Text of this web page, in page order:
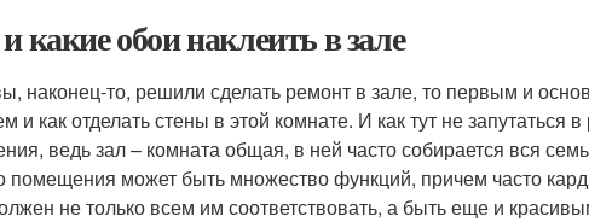
какие обои наклеить в зале
наконец-то, решили сделать ремонт в зале, то первым и
и как отделать стены в этой комнате. И как тут не запутаться
ведь зал – комната общая, в ней часто собирается вся
помещения может быть множество функций, причем часто
не только всем им соответствовать, а быть еще и